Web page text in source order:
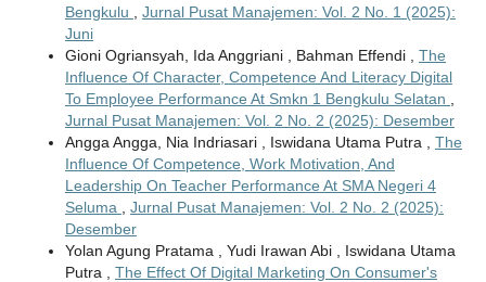
Bengkulu
Jurnal Pusat Manajemen: Vol. 2 No. 1 (2025):
Juni
Gioni Ogriansyah, Ida Anggriani , Bahman Effendi , The
Influence Of Character, Competence And Literacy Digital
To Employee Performance At Smkn 1 Bengkulu Selatan
Jurnal Pusat Manajemen: Vol. 2 No. 2 (2025): Desember
Angga Angga, Nia Indriasari , Iswidana Utama Putra , The
Influence Of Competence, Work Motivation, And
Leadership On Teacher Performance At SMA Negeri 4
Seluma
Jurnal Pusat Manajemen: Vol. 2 No. 2 (2025):
Desember
Yolan Agung Pratama , Yudi Irawan Abi , Iswidana Utama
Putra , The Effect Of Digital Marketing On Consumer's